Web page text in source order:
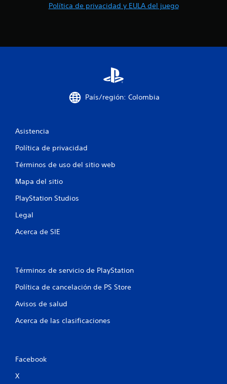
n
Política de privacidad y EULA del juego
País/región: Colombia
Asistencia
Política de privacidad
Términos de uso del sitio web
Mapa del sitio
PlayStation Studios
Legal
Acerca de SIE
Términos de servicio de PlayStation
Política de cancelación de PS Store
Avisos de salud
Acerca de las clasificaciones
Facebook
X